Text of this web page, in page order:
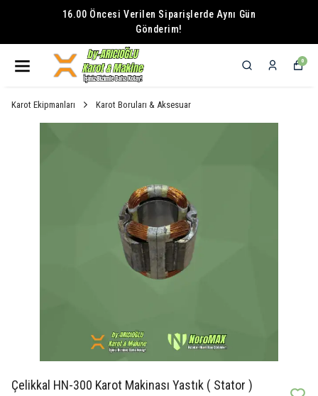
16.00 Öncesi Verilen Siparişlerde Aynı Gün
Gönderim!
0
Karot Ekipmanları Karot Boruları & Aksesuar
Çelikkal HN-300 Karot Makinası Yastık ( Stator )